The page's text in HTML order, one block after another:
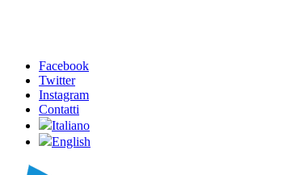
Facebook
Twitter
Instagram
Contatti
Italiano
English